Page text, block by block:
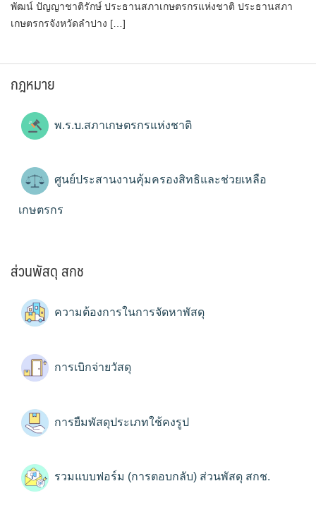
พัฒน์ ปัญญาชาติรักษ์ ประธานสภาเกษตรกรแห่งชาติ ประธานสภา
เกษตรกรจังหวัดลำปาง […]
กฎหมาย
พ.ร.บ.สภาเกษตรกรแห่งชาติ
ศูนย์ประสานงานคุ้มครองสิทธิและช่วยเหลือ
เกษตรกร
ส่วนพัสดุ สกช
ความต้องการในการจัดหาพัสดุ
การเบิกจ่ายวัสดุ
การยืมพัสดุประเภทใช้คงรูป
รวมแบบฟอร์ม (การตอบกลับ) ส่วนพัสดุ สกช.